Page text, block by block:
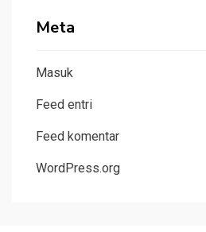
Meta
Masuk
Feed entri
Feed komentar
WordPress.org